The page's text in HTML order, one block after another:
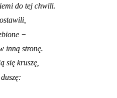
do tej chwili.
−
inną stronę.
się kruszę,